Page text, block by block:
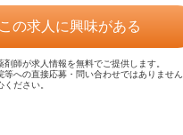
この求人に興味がある
剤師が求人情報を無料でご提供します。
等への直接応募・問い合わせではありません
ください。